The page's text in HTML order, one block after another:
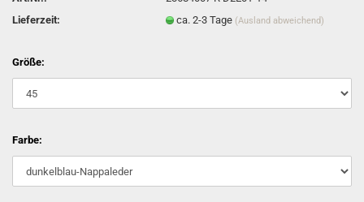
Lieferzeit:
ca. 2-3 Tage (Ausland abweichend)
Größe:
Farbe: